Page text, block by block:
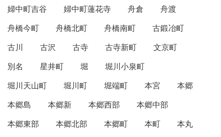
婦中町吉谷
婦中町蓮花寺 舟倉
舟渡
舟橋今町
舟橋北町 舟橋南町
古鍛冶町
古川
古沢 古寺 古寺新町
文京町
別名
星井町 堀
堀川小泉町
堀川天山町
堀川町 堀端町 本宮
本郷
本郷島
本郷新 本郷西部
本郷中部
本郷東部
本郷北部 本郷町 本町
本丸